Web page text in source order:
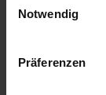
Notwendig
Präferenzen
Ein